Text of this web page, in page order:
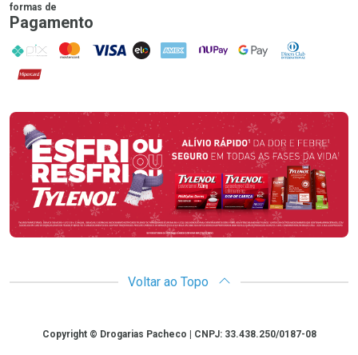
formas de
Pagamento
PIX MasterCard
VISA ELO AMEX NuPay Google PayDiners Club
Hipercard
Promoção em Destaque
Voltar ao Topo
CopyrightCopyright © Drogarias Pacheco | CNPJ: 33.438.250/0187-08